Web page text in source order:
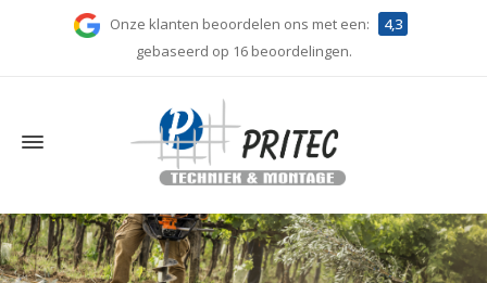
Onze klanten beoordelen ons met een:
4,3
gebaseerd op 16 beoordelingen.